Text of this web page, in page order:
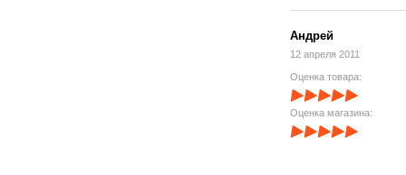
Андрей
12 апреля 2011
Оценка товара:
Оценка магазина: